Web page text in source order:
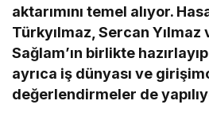
aktarımını temel alıyor.
Türkyılmaz, Sercan
Sağlam’ın birlikte
ayrıca iş dünyası ve
değerlendirmeler de